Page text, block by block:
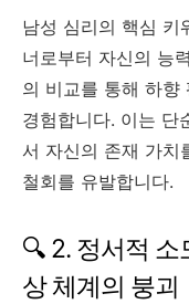
남성 심리의 핵심 키
너로부터 자신의 능
의 비교를 통해 하향
경험합니다. 이는 단
서 자신의 존재 가치
철회를 유발합니다.
🔍 2. 정서적
상 체계의 붕괴